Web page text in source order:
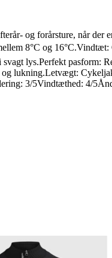
og forårsture, når der
8°C og
lys.Perfekt pasform:
lukning.Letvægt:
3/5Vindtæthed: 4/